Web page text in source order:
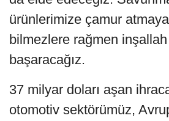
ürünlerimize çamur
bilmezlere rağmen
başaracağız.
37 milyar doları aşan
otomotiv sektörümüz,